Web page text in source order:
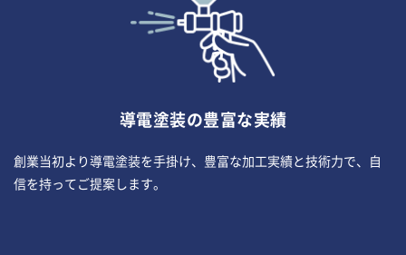
導電塗装の豊富な実績
創業当初より導電塗装を手掛け、豊富な加工実績と技術力で、自
信を持ってご提案します。